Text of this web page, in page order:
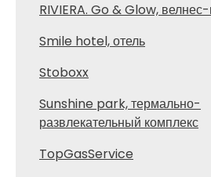
RIVIERA. Go & Glow,
Smile hotel, отель
Stoboxx
Sunshine park, термально-
развлекательный комплекс
TopGasService